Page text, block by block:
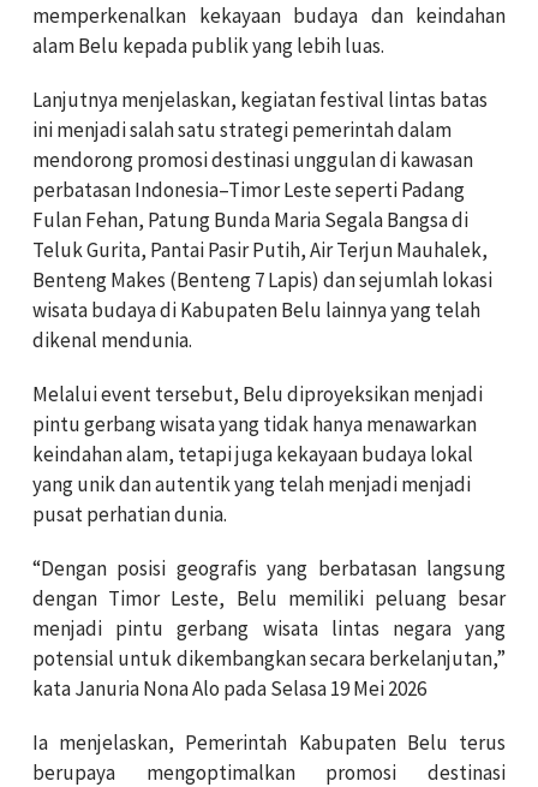
memperkenalkan kekayaan budaya dan keindahan
alam Belu kepada publik yang lebih luas.
Lanjutnya menjelaskan, kegiatan festival lintas batas
ini menjadi salah satu strategi pemerintah dalam
mendorong promosi destinasi unggulan di kawasan
perbatasan Indonesia–Timor Leste seperti Padang
Fulan Fehan, Patung Bunda Maria Segala Bangsa di
Teluk Gurita, Pantai Pasir Putih, Air Terjun Mauhalek,
Benteng Makes (Benteng 7 Lapis) dan sejumlah lokasi
wisata budaya di Kabupaten Belu lainnya yang telah
dikenal mendunia.
Melalui event tersebut, Belu diproyeksikan menjadi
pintu gerbang wisata yang tidak hanya menawarkan
keindahan alam, tetapi juga kekayaan budaya lokal
yang unik dan autentik yang telah menjadi menjadi
pusat perhatian dunia.
“Dengan posisi geografis yang berbatasan langsung
dengan Timor Leste, Belu memiliki peluang besar
menjadi pintu gerbang wisata lintas negara yang
potensial untuk dikembangkan secara berkelanjutan,”
kata Januria Nona Alo pada Selasa 19 Mei 2026
Ia menjelaskan, Pemerintah Kabupaten Belu terus
berupaya mengoptimalkan promosi destinasi